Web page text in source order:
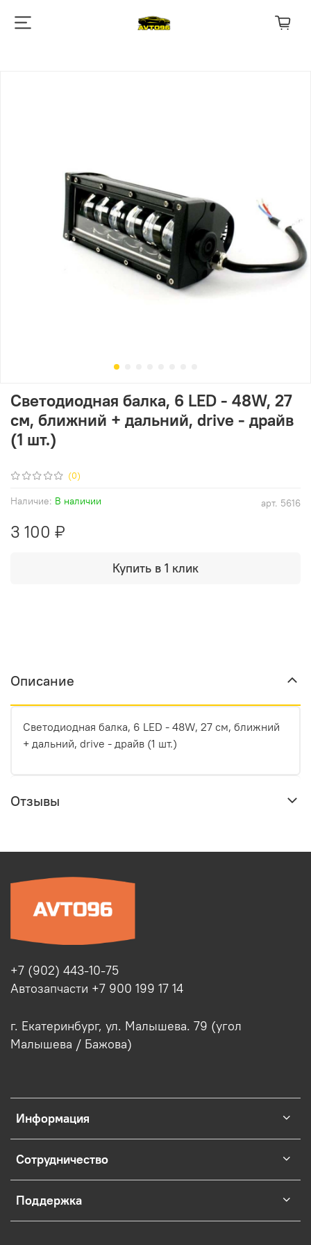
(0)
арт. 5616
Наличие: В наличии
Светодиодная балка, 6 LED - 48W, 27
см, ближний + дальний, drive - драйв
(1 шт.)
3 100 ₽
Купить в 1 клик
Описание
Светодиодная балка, 6 LED - 48W, 27 см, ближний
+ дальний, drive - драйв (1 шт.)
Отзывы
Информация
Сотрудничество
Поддержка
+7 (902) 443-10-75
Автозапчасти +7 900 199 17 14
г. Екатеринбург, ул. Малышева. 79 (угол
Малышева / Бажова)